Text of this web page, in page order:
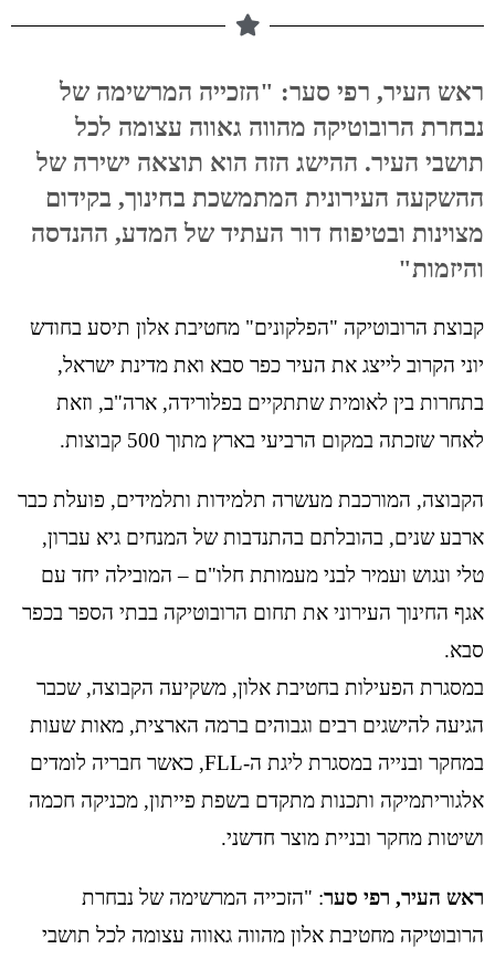
ראש העיר, רפי סער: "הזכייה המרשימה של
נבחרת הרובוטיקה מהווה גאווה עצומה לכל
תושבי העיר. ההישג הזה הוא תוצאה ישירה של
ההשקעה העירונית המתמשכת בחינוך, בקידום
מצוינות ובטיפוח דור העתיד של המדע, ההנדסה
והיזמות"
קבוצת הרובוטיקה "הפלקונים" מחטיבת אלון תיסע בחודש
יוני הקרוב לייצג את העיר כפר סבא ואת מדינת ישראל,
בתחרות בין לאומית שתתקיים בפלורידה, ארה"ב, וזאת
לאחר שזכתה במקום הרביעי בארץ מתוך 500 קבוצות.
הקבוצה, המורכבת מעשרה תלמידות ותלמידים, פועלת כבר
ארבע שנים, בהובלתם בהתנדבות של המנחים גיא עברון,
טלי ונגוש ועמיר לבני מעמותת חלו"ם – המובילה יחד עם
אגף החינוך העירוני את תחום הרובוטיקה בבתי הספר בכפר
סבא.
במסגרת הפעילות בחטיבת אלון, משקיעה הקבוצה, שכבר
הגיעה להישגים רבים וגבוהים ברמה הארצית, מאות שעות
במחקר ובנייה במסגרת ליגת ה-FLL, כאשר חבריה לומדים
אלגוריתמיקה ותכנות מתקדם בשפת פייתון, מכניקה חכמה
ושיטות מחקר ובניית מוצר חדשני.
ראש העיר, רפי סער: "הזכייה המרשימה של נבחרת
הרובוטיקה מחטיבת אלון מהווה גאווה עצומה לכל תושבי